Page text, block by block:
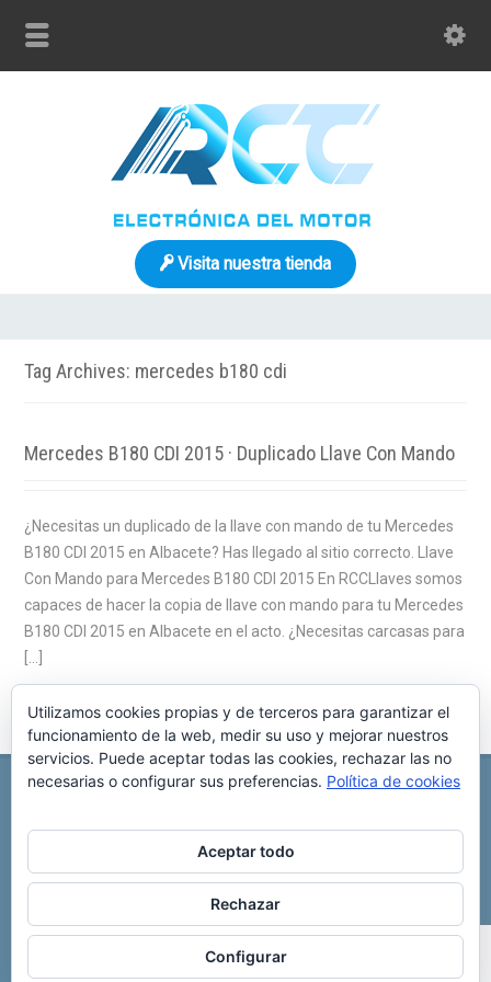
Visita nuestra tienda
Tag Archives: mercedes b180 cdi
Mercedes B180 CDI 2015 · Duplicado Llave Con Mando
¿Necesitas un duplicado de la llave con mando de tu Mercedes
B180 CDI 2015 en Albacete? Has llegado al sitio correcto. Llave
Con Mando para Mercedes B180 CDI 2015 En RCCLlaves somos
capaces de hacer la copia de llave con mando para tu Mercedes
B180 CDI 2015 en Albacete en el acto. ¿Necesitas carcasas para
REPARACIÓN CENTRALITA DE COCHE
C/ Virgen del pilar, 6 ,
Copyright © 2025 Reparación Centralita De Coche
Utilizamos cookies propias y de terceros para garantizar el
funcionamiento de la web, medir su uso y mejorar nuestros
servicios. Puede aceptar todas las cookies, rechazar las no
necesarias o configurar sus preferencias. Política de cookies
Aceptar todo
Rechazar
Configurar